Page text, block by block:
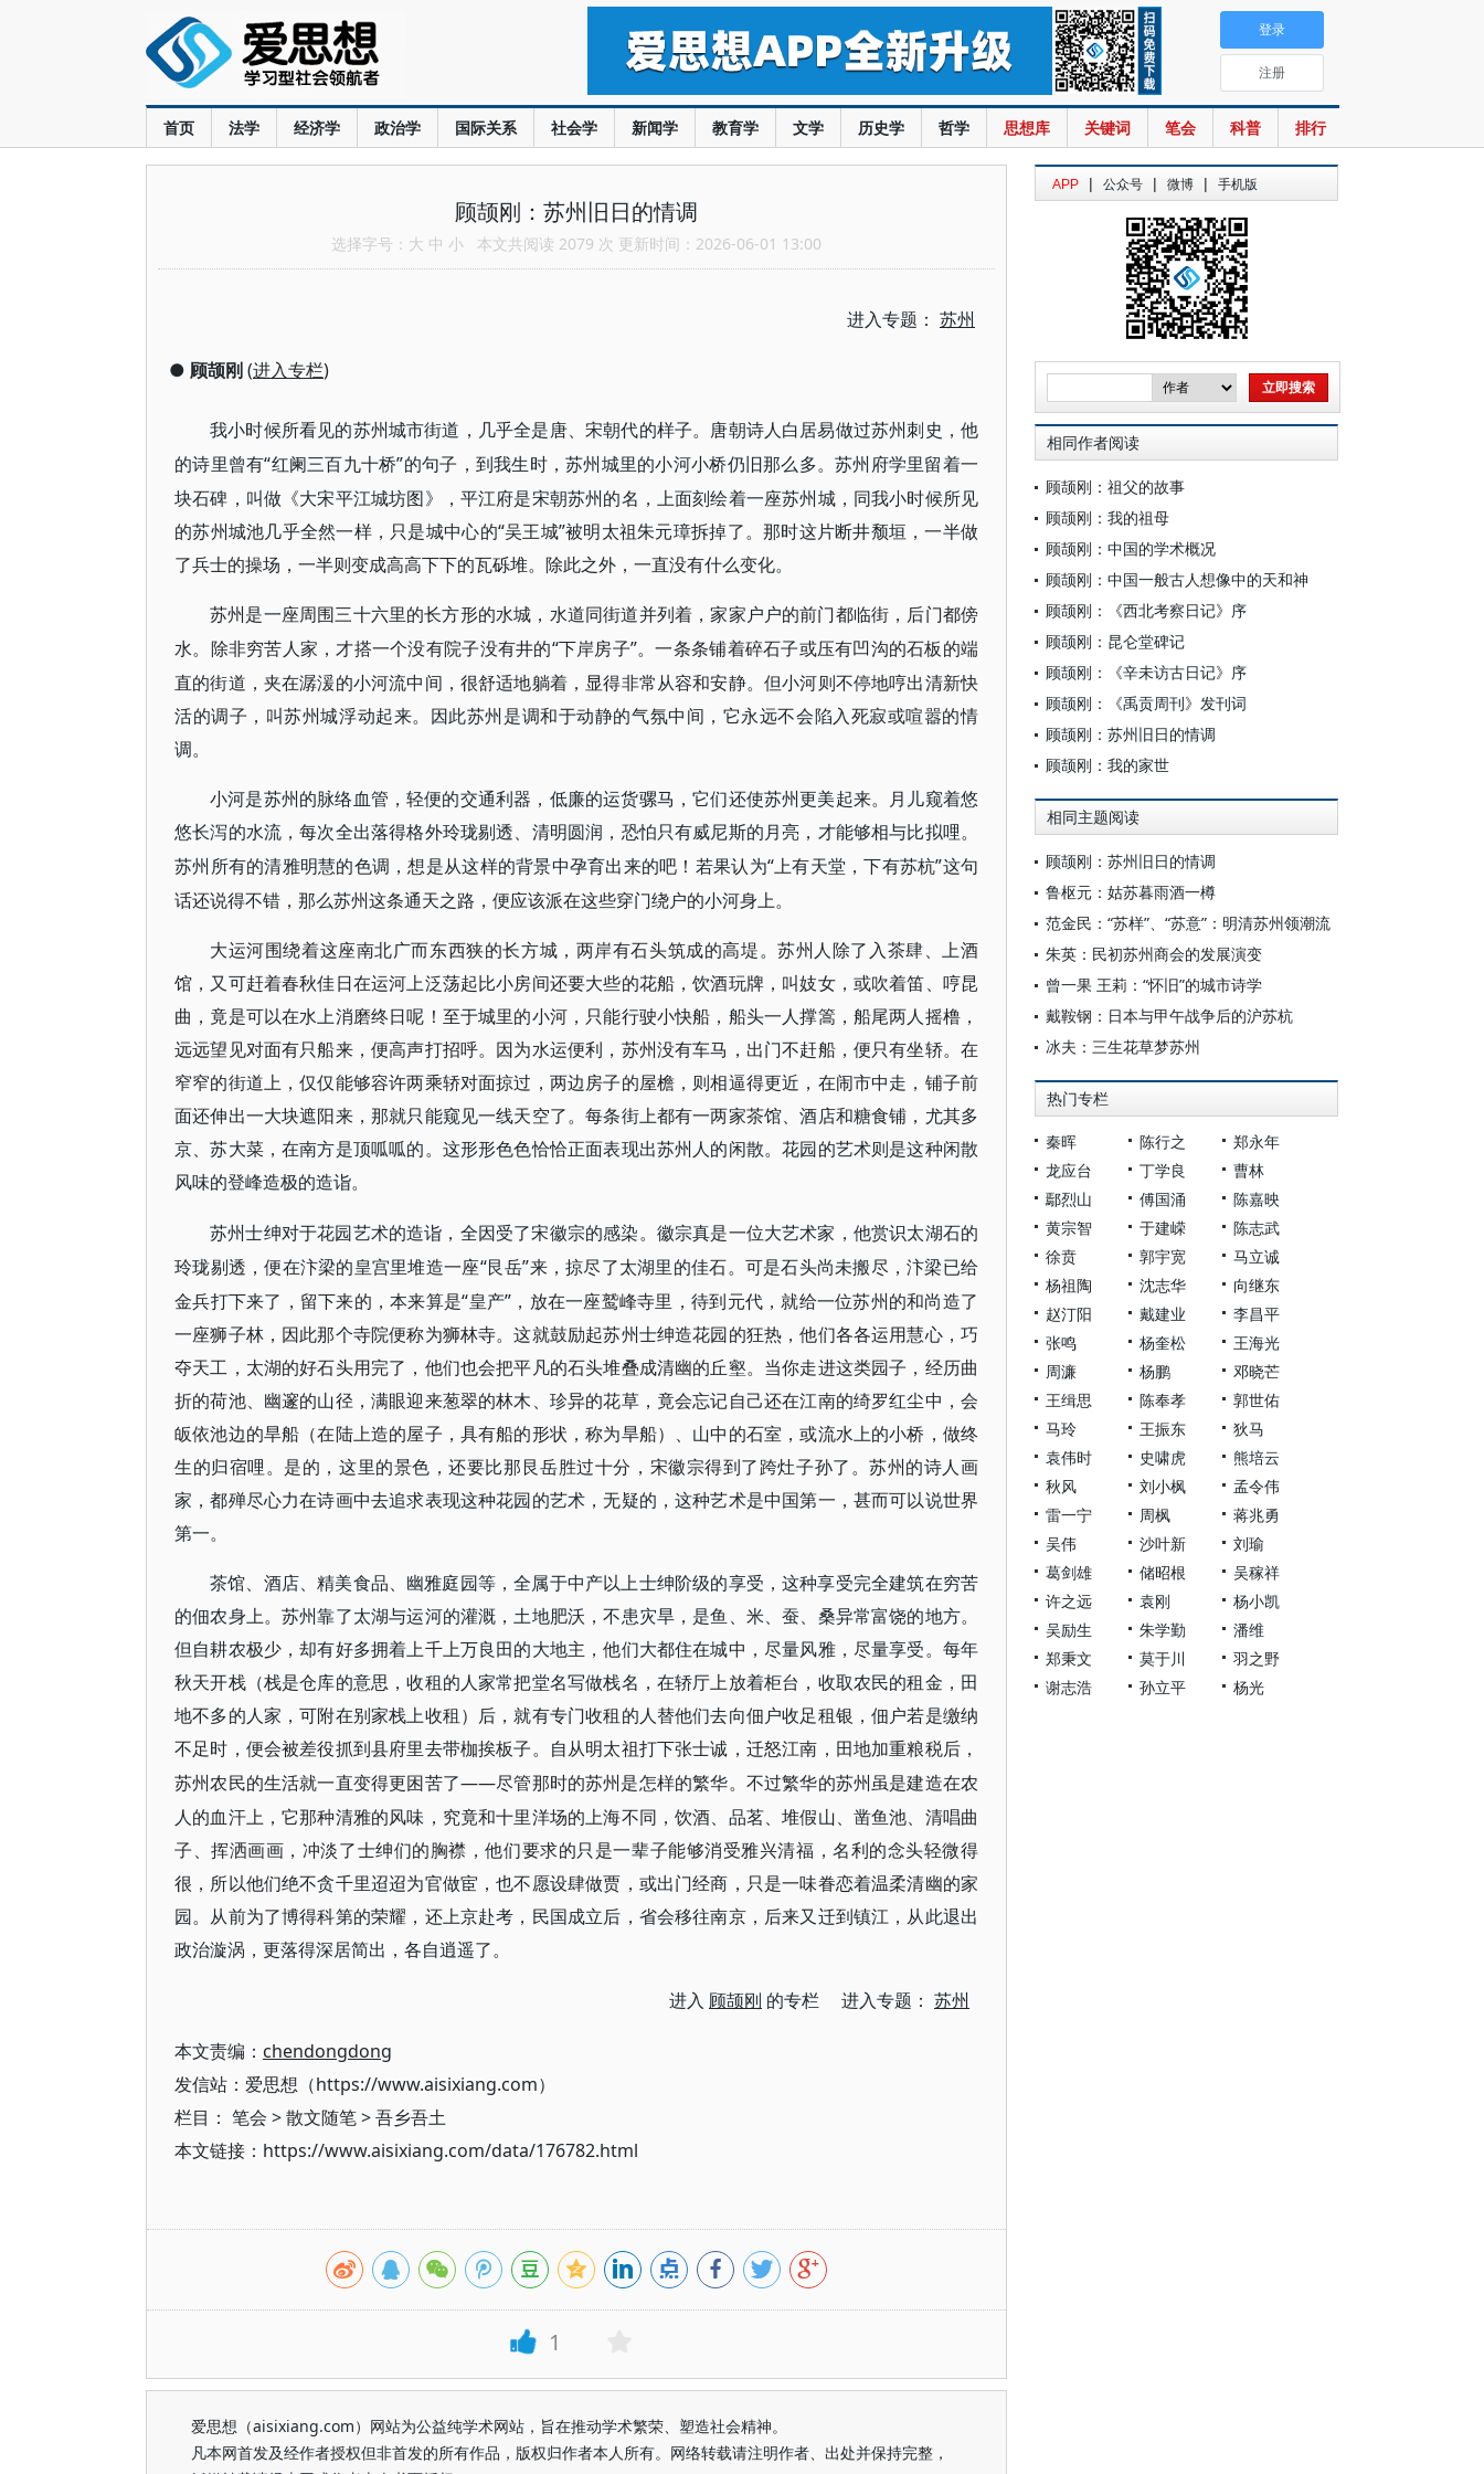
首页 法学 经济学 政治学 国际关系 社会学 新闻学 教育学 文学 历史学 哲学 思想库 关键词 笔会 科普 排行
登录
注册
顾颉刚：苏州旧日的情调
选择字号： 大 中 小 本文共阅读 2079 次 更新时间：2026-06-01 13:00
进入专题： 苏州
● 顾颉刚(进入专栏)
我小时候所看见的苏州城市街道，几乎全是唐、宋朝代的样子。唐朝诗人白居易做过苏州刺史，他
的诗里曾有“红阑三百九十桥”的句子，到我生时，苏州城里的小河小桥仍旧那么多。苏州府学里留着一
块石碑，叫做《大宋平江城坊图》，平江府是宋朝苏州的名，上面刻绘着一座苏州城，同我小时候所见
的苏州城池几乎全然一样，只是城中心的“吴王城”被明太祖朱元璋拆掉了。那时这片断井颓垣，一半做
了兵士的操场，一半则变成高高下下的瓦砾堆。除此之外，一直没有什么变化。
苏州是一座周围三十六里的长方形的水城，水道同街道并列着，家家户户的前门都临街，后门都傍
水。除非穷苦人家，才搭一个没有院子没有井的“下岸房子”。一条条铺着碎石子或压有凹沟的石板的端
直的街道，夹在潺湲的小河流中间，很舒适地躺着，显得非常从容和安静。但小河则不停地哼出清新快
活的调子，叫苏州城浮动起来。因此苏州是调和于动静的气氛中间，它永远不会陷入死寂或喧嚣的情
调。
小河是苏州的脉络血管，轻便的交通利器，低廉的运货骡马，它们还使苏州更美起来。月儿窥着悠
悠长泻的水流，每次全出落得格外玲珑剔透、清明圆润，恐怕只有威尼斯的月亮，才能够相与比拟哩。
苏州所有的清雅明慧的色调，想是从这样的背景中孕育出来的吧！若果认为“上有天堂，下有苏杭”这句
话还说得不错，那么苏州这条通天之路，便应该派在这些穿门绕户的小河身上。
大运河围绕着这座南北广而东西狭的长方城，两岸有石头筑成的高堤。苏州人除了入茶肆、上酒
馆，又可赶着春秋佳日在运河上泛荡起比小房间还要大些的花船，饮酒玩牌，叫妓女，或吹着笛、哼昆
曲，竟是可以在水上消磨终日呢！至于城里的小河，只能行驶小快船，船头一人撑篙，船尾两人摇橹，
远远望见对面有只船来，便高声打招呼。因为水运便利，苏州没有车马，出门不赶船，便只有坐轿。在
窄窄的街道上，仅仅能够容许两乘轿对面掠过，两边房子的屋檐，则相逼得更近，在闹市中走，铺子前
面还伸出一大块遮阳来，那就只能窥见一线天空了。每条街上都有一两家茶馆、酒店和糖食铺，尤其多
京、苏大菜，在南方是顶呱呱的。这形形色色恰恰正面表现出苏州人的闲散。花园的艺术则是这种闲散
风味的登峰造极的造诣。
苏州士绅对于花园艺术的造诣，全因受了宋徽宗的感染。徽宗真是一位大艺术家，他赏识太湖石的
玲珑剔透，便在汴梁的皇宫里堆造一座“艮岳”来，掠尽了太湖里的佳石。可是石头尚未搬尽，汴梁已给
金兵打下来了，留下来的，本来算是“皇产”，放在一座鹫峰寺里，待到元代，就给一位苏州的和尚造了
一座狮子林，因此那个寺院便称为狮林寺。这就鼓励起苏州士绅造花园的狂热，他们各各运用慧心，巧
夺天工，太湖的好石头用完了，他们也会把平凡的石头堆叠成清幽的丘壑。当你走进这类园子，经历曲
折的荷池、幽邃的山径，满眼迎来葱翠的林木、珍异的花草，竟会忘记自己还在江南的绮罗红尘中，会
皈依池边的旱船（在陆上造的屋子，具有船的形状，称为旱船）、山中的石室，或流水上的小桥，做终
生的归宿哩。是的，这里的景色，还要比那艮岳胜过十分，宋徽宗得到了跨灶子孙了。苏州的诗人画
家，都殚尽心力在诗画中去追求表现这种花园的艺术，无疑的，这种艺术是中国第一，甚而可以说世界
第一。
茶馆、酒店、精美食品、幽雅庭园等，全属于中产以上士绅阶级的享受，这种享受完全建筑在穷苦
的佃农身上。苏州靠了太湖与运河的灌溉，土地肥沃，不患灾旱，是鱼、米、蚕、桑异常富饶的地方。
但自耕农极少，却有好多拥着上千上万良田的大地主，他们大都住在城中，尽量风雅，尽量享受。每年
秋天开栈（栈是仓库的意思，收租的人家常把堂名写做栈名，在轿厅上放着柜台，收取农民的租金，田
地不多的人家，可附在别家栈上收租）后，就有专门收租的人替他们去向佃户收足租银，佃户若是缴纳
不足时，便会被差役抓到县府里去带枷挨板子。自从明太祖打下张士诚，迁怒江南，田地加重粮税后，
苏州农民的生活就一直变得更困苦了——尽管那时的苏州是怎样的繁华。不过繁华的苏州虽是建造在农
人的血汗上，它那种清雅的风味，究竟和十里洋场的上海不同，饮酒、品茗、堆假山、凿鱼池、清唱曲
子、挥洒画画，冲淡了士绅们的胸襟，他们要求的只是一辈子能够消受雅兴清福，名利的念头轻微得
很，所以他们绝不贪千里迢迢为官做宦，也不愿设肆做贾，或出门经商，只是一味眷恋着温柔清幽的家
园。从前为了博得科第的荣耀，还上京赴考，民国成立后，省会移往南京，后来又迁到镇江，从此退出
政治漩涡，更落得深居简出，各自逍遥了。
进入 顾颉刚 的专栏 进入专题： 苏州
本文责编： chendongdong
发信站：爱思想（https://www.aisixiang.com）
栏目： 笔会 >散文随笔>吾乡吾土
本文链接：https://www.aisixiang.com/data/176782.html
1
爱思想（aisixiang.com）网站为公益纯学术网站，旨在推动学术繁荣、塑造社会精神。
凡本网首发及经作者授权但非首发的所有作品，版权归作者本人所有。网络转载请注明作者、出处并保持完整，
APP | 公众号 | 微博 | 手机版
相同作者阅读
顾颉刚：祖父的故事
顾颉刚：我的祖母
顾颉刚：中国的学术概况
顾颉刚：中国一般古人想像中的天和神
顾颉刚：《西北考察日记》序
顾颉刚：昆仑堂碑记
顾颉刚：《辛未访古日记》序
顾颉刚：《禹贡周刊》发刊词
顾颉刚：苏州旧日的情调
顾颉刚：我的家世
相同主题阅读
顾颉刚：苏州旧日的情调
鲁枢元：姑苏暮雨酒一樽
范金民：“苏样”、“苏意”：明清苏州领潮流
朱英：民初苏州商会的发展演变
曾一果 王莉：“怀旧”的城市诗学
戴鞍钢：日本与甲午战争后的沪苏杭
冰夫：三生花草梦苏州
热门专栏
秦晖 陈行之
郑永年
龙应台
丁学良
曹林
鄢烈山
傅国涌
陈嘉映
黄宗智
于建嵘
陈志武
徐贲
郭宇宽
马立诚
杨祖陶
沈志华
向继东
赵汀阳
戴建业
李昌平
张鸣
杨奎松
王海光
周濂
杨鹏
邓晓芒
王缉思
陈奉孝
郭世佑
马玲
王振东
狄马
袁伟时
史啸虎
熊培云
秋风
刘小枫
孟令伟
雷一宁
周枫
蒋兆勇
吴伟
沙叶新
刘瑜
葛剑雄
储昭根
吴稼祥
许之远
袁刚
杨小凯
吴励生
朱学勤
潘维
郑秉文
莫于川
羽之野
谢志浩
孙立平 杨光